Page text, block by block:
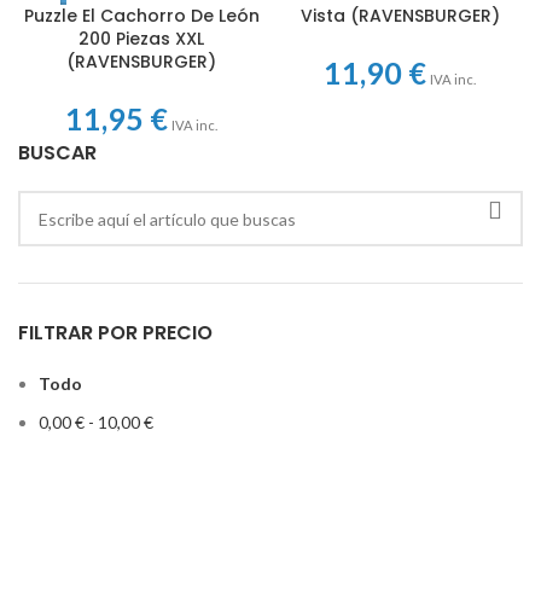
BUSCAR
FILTRAR POR PRECIO
Todo
0,00€ - 10,00€
Puzzle El Cachorro De León
200 Piezas XXL
(RAVENSBURGER)
11,95 € IVA inc.
Vista (RAVENSBURGER)
11,90 € IVA inc.